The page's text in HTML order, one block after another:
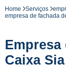
Home Serviços
empresa de fachada
Empresa
Caixa Sia